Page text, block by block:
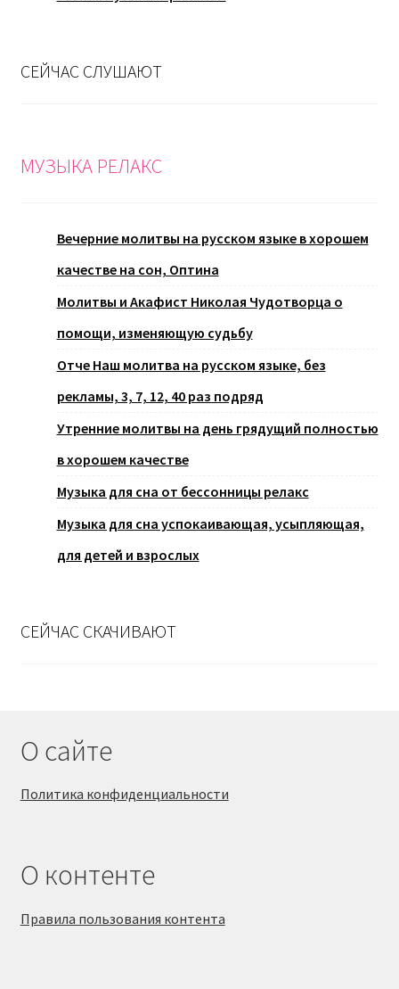
СЕЙЧАС СЛУШАЮТ
МУЗЫКА РЕЛАКС
Вечерние молитвы на русском языке в хорошем
качестве на сон, Оптина
Молитвы и Акафист Николая Чудотворца о
помощи, изменяющую судьбу
Отче Наш молитва на русском языке, без
рекламы, 3, 7, 12, 40 раз подряд
Утренние молитвы на день грядущий полностью
в хорошем качестве
Музыка для сна от бессонницы релакс
Музыка для сна успокаивающая, усыпляющая,
для детей и взрослых
СЕЙЧАС СКАЧИВАЮТ
О сайте
Политика конфиденциальности
О контенте
Правила пользования контента